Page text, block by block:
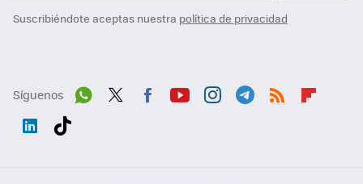
Suscribiéndote aceptas nuestra política de privacidad
Síguenos